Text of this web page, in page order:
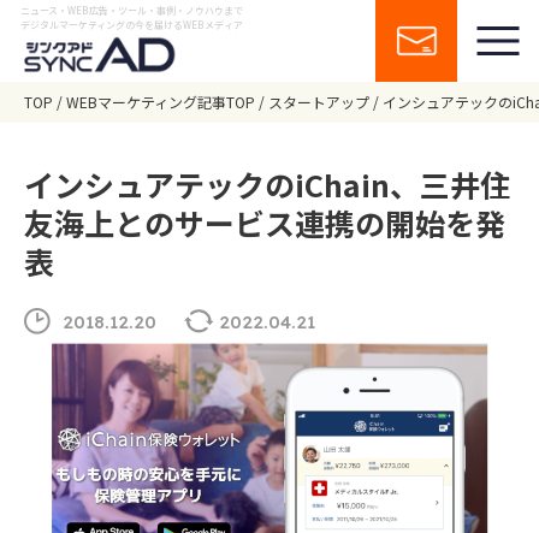
ニュース・WEB広告・ツール・事例・ノウハウまで
デジタルマーケティングの今を届けるWEBメディア
TOP WEBマーケティング記事TOP スタートアップ インシュアテックの
インシュアテックのiChain、三井住
友海上とのサービス連携の開始を発
表
2018.12.20 2022.04.21